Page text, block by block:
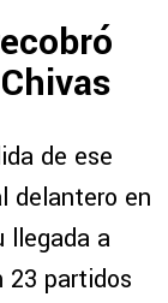
de ese
delantero en
llegada a
23 partidos